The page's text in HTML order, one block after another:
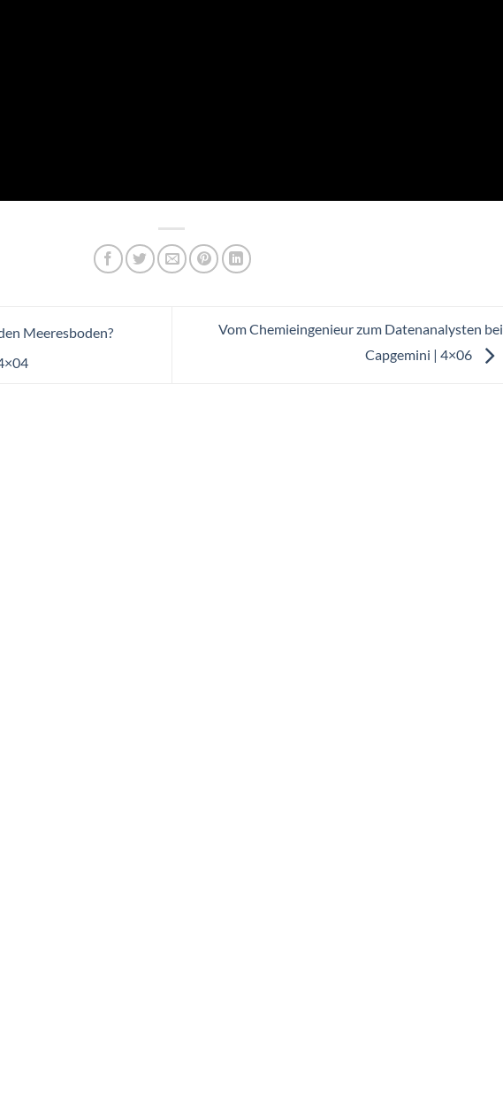
Meeresboden?
Vom Chemieingenieur zum Datenanalysten bei
Capgemini | 4×06